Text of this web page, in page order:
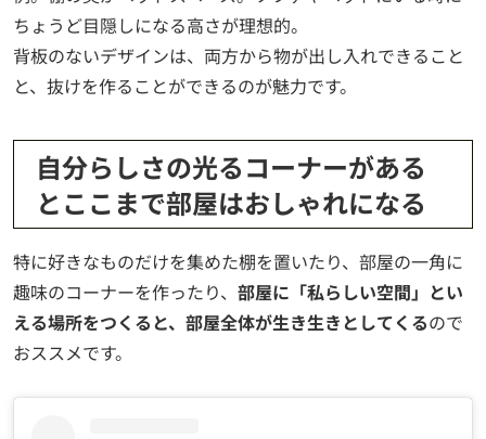
ちょうど目隠しになる高さが理想的。
背板のないデザインは、両方から物が出し入れできること
と、抜けを作ることができるのが魅力です。
自分らしさの光るコーナーがある
とここまで部屋はおしゃれになる
特に好きなものだけを集めた棚を置いたり、部屋の一角に
趣味のコーナーを作ったり、 部屋に「私らしい空間」とい
える場所をつくると、部屋全体が生き生きとしてくるので
おススメです。